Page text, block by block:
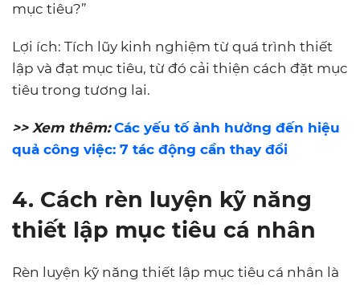
mục tiêu?”
Lợi ích: Tích lũy kinh nghiệm từ quá trình thiết
lập và đạt mục tiêu, từ đó cải thiện cách đặt mục
tiêu trong tương lai.
>> Xem thêm: Các yếu tố ảnh hưởng đến hiệu
quả công việc: 7 tác động cần thay đổi
4. Cách rèn luyện kỹ năng
thiết lập mục tiêu cá nhân
Rèn luyện kỹ năng thiết lập mục tiêu cá nhân là